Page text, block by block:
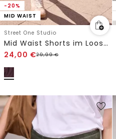
-20%
MID WAIST
Street One Studio
Mid Waist Shorts im Loose Fit
24,00 €29,99€